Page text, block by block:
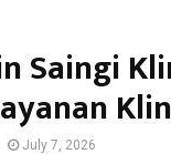
Saingi
July 7, 2026